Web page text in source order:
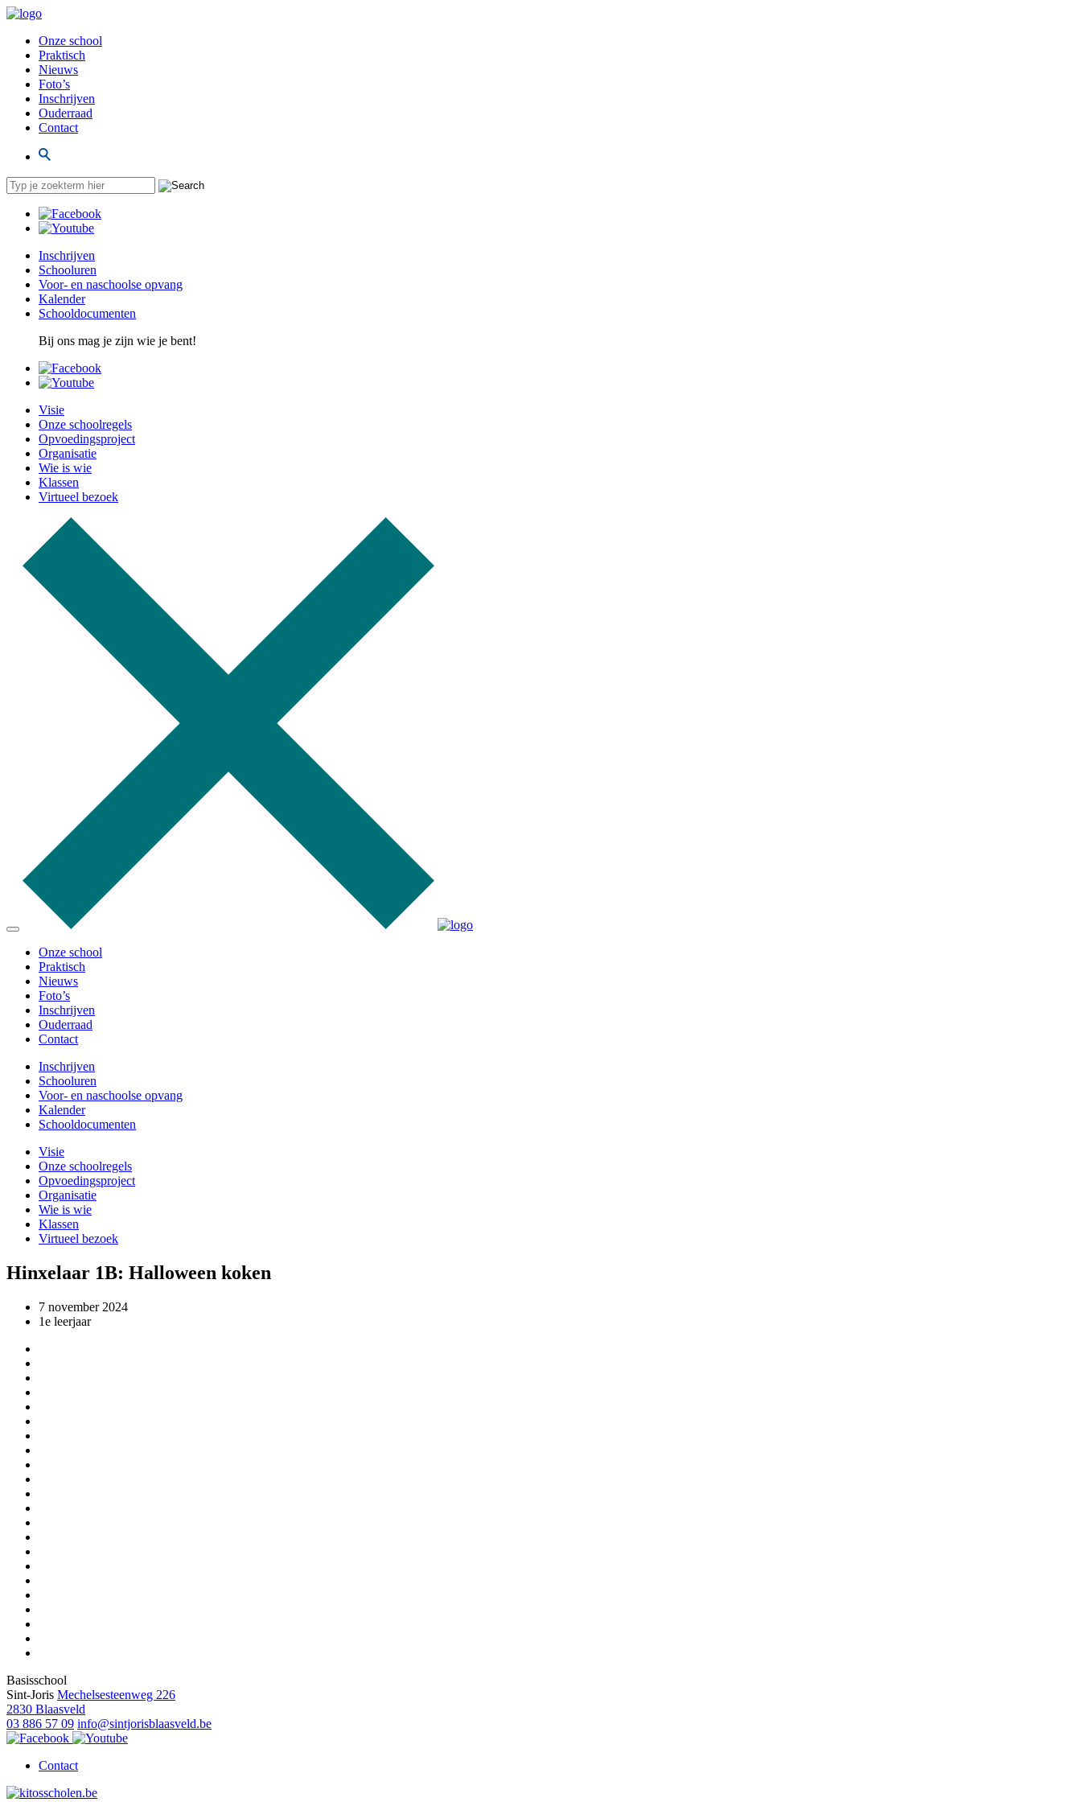
Onze school
Praktisch
Nieuws
Foto’s
Inschrijven
Ouderraad
Contact
Inschrijven
Schooluren
Voor- en naschoolse opvang
Kalender
Schooldocumenten
Bij ons mag je zijn wie je bent!
Visie
Onze schoolregels
Opvoedingsproject
Organisatie
Wie is wie
Klassen
Virtueel bezoek
Onze school
Praktisch
Nieuws
Foto’s
Inschrijven
Ouderraad
Contact
Inschrijven
Schooluren
Voor- en naschoolse opvang
Kalender
Schooldocumenten
Visie
Onze schoolregels
Opvoedingsproject
Organisatie
Wie is wie
Klassen
Virtueel bezoek
Hinxelaar 1B: Halloween koken
7 november 2024
1e leerjaar
Basisschool
Sint-Joris Mechelsesteenweg 226
2830 Blaasveld
03 886 57 09 info@sintjorisblaasveld.be
Contact